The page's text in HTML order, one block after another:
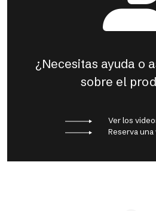
¿Necesitas ayuda o
sobre el
Ver los
Reserva una